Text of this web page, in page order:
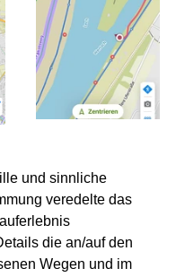
und sinnliche
veredelte das
die an/auf den
Wegen und im